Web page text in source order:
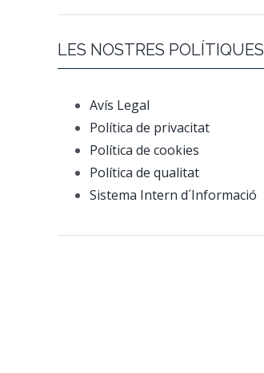
LES NOSTRES POLÍTIQUES
Avís Legal
Política de privacitat
Política de cookies
Política de qualitat
Sistema Intern d´Informació